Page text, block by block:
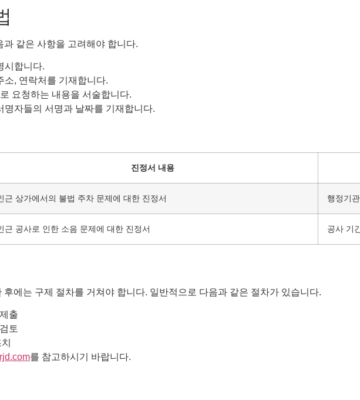
같은 사항을 고려해야 합니다.
시합니다.
소, 연락처를 기재합니다.
요청하는 내용을 서술합니다.
명자들의 서명과 날짜를 기재합니다.
진정서 내용
근 상가에서의 불법 주차 문제에 대한 진정서 행정기
근 공사로 인한 소음 문제에 대한 진정서 공사 기
후에는 구제 절차를 거쳐야 합니다. 일반적으로 다음과 같은 절차가 있습니다.
출
토
를 참고하시기 바랍니다.